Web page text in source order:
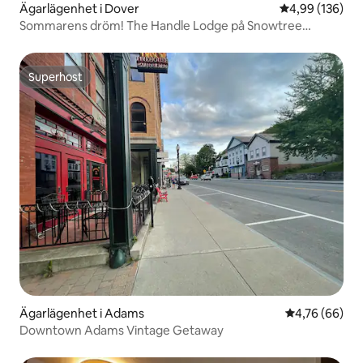
Ägarlägenhet i Dover 4,99 av 5 i
4,99 (136)
Sommarens dröm! The Handle Lodge på Snowtree
Superhost
Superhost
Ägarlägenhet i Adams 4,76 av 5 i
4,76 (66)
Downtown Adams Vintage Getaway